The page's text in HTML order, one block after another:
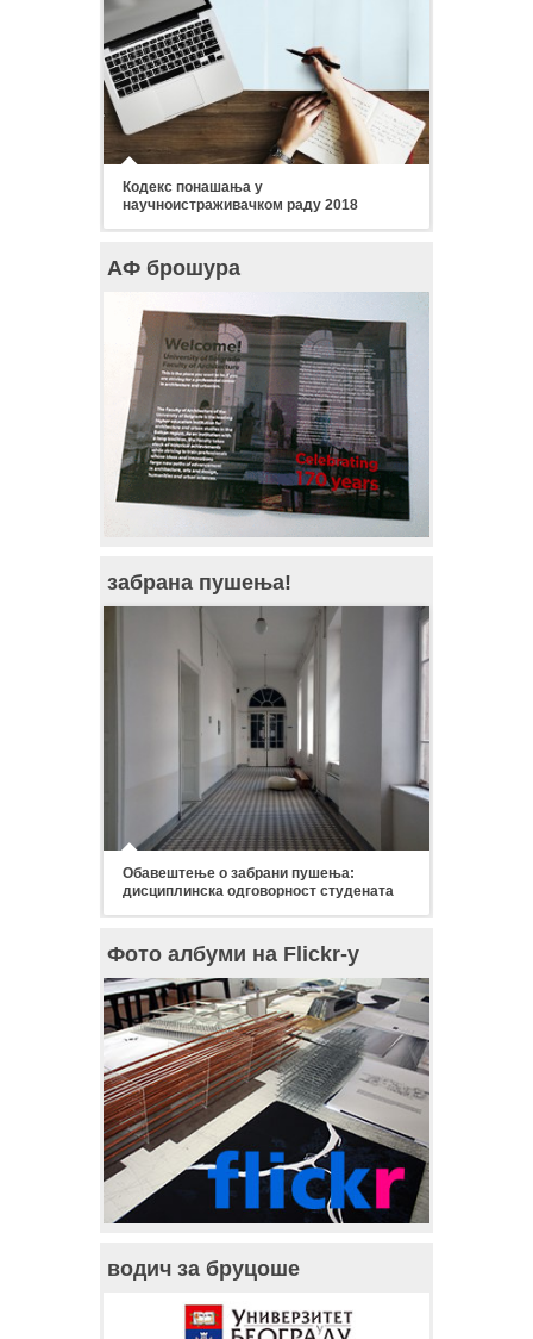
Кодекс понашања у
научноистраживачком раду 2018
АФ брошура
забрана пушења!
Обавештење о забрани пушења:
дисциплинска одговорност студената
Фото албуми на Flickr-у
водич за бруцоше